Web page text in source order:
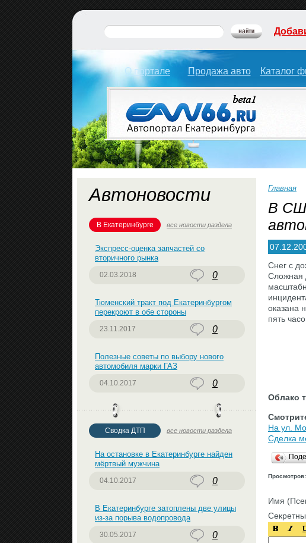
О портале Продажа авто Каталог
Главная
В
Снег с
Сложная
оказана
пять
Облако
На ул.
Сделка
Просмотров:
Имя
Автоновости
В Екатеринбурге все новости раздела
Экспресс-оценка запчастей со
вторичного рынка
02.03.2018 0
Тюменский тракт под Екатеринбургом
перекроют в обе стороны
23.11.2017 0
Полезные советы по выбору нового
автомобиля марки ГАЗ
04.10.2017 0
Сводка ДТП все новости раздела
На остановке в Екатеринбурге найден
мёртвый мужчина
04.10.2017 0
В Екатеринбурге затоплены две улицы
из-за порыва водопровода
30.05.2017 0